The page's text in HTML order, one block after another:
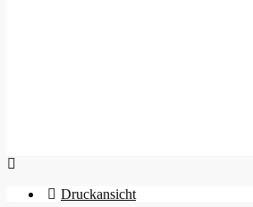
Druckansicht